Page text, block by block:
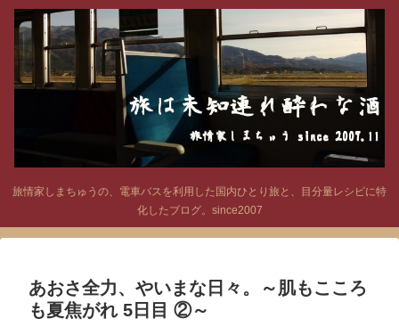
旅情家しまちゅうの、電車バスを利用した国内ひとり旅と、目分量レシピに特
化したブログ。since2007
あおさ全力、やいまな日々。～肌もこころ
も夏焦がれ 5日目 ②～